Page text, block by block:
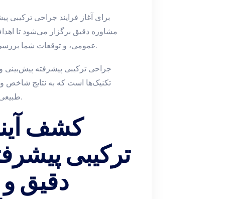
برای آغاز فرایند جراحی ترکیبی
مشاوره دقیق برگزار می‌شود تا
عمومی، و توقعات شما بررسی می‌شود تا یک برنامه شخصی و واقع‌گرایانه تنظیم گردد.
جراحی ترکیبی پیشرفته پیش‌بینی و
تکنیک‌ها است که به نتایج شاخص و
طبیعی هستید، این رویکرد ترکیبی می‌تواند گزینه‌ای ایده‌آل باشد.
کشف
ترکیبی
دقیق و